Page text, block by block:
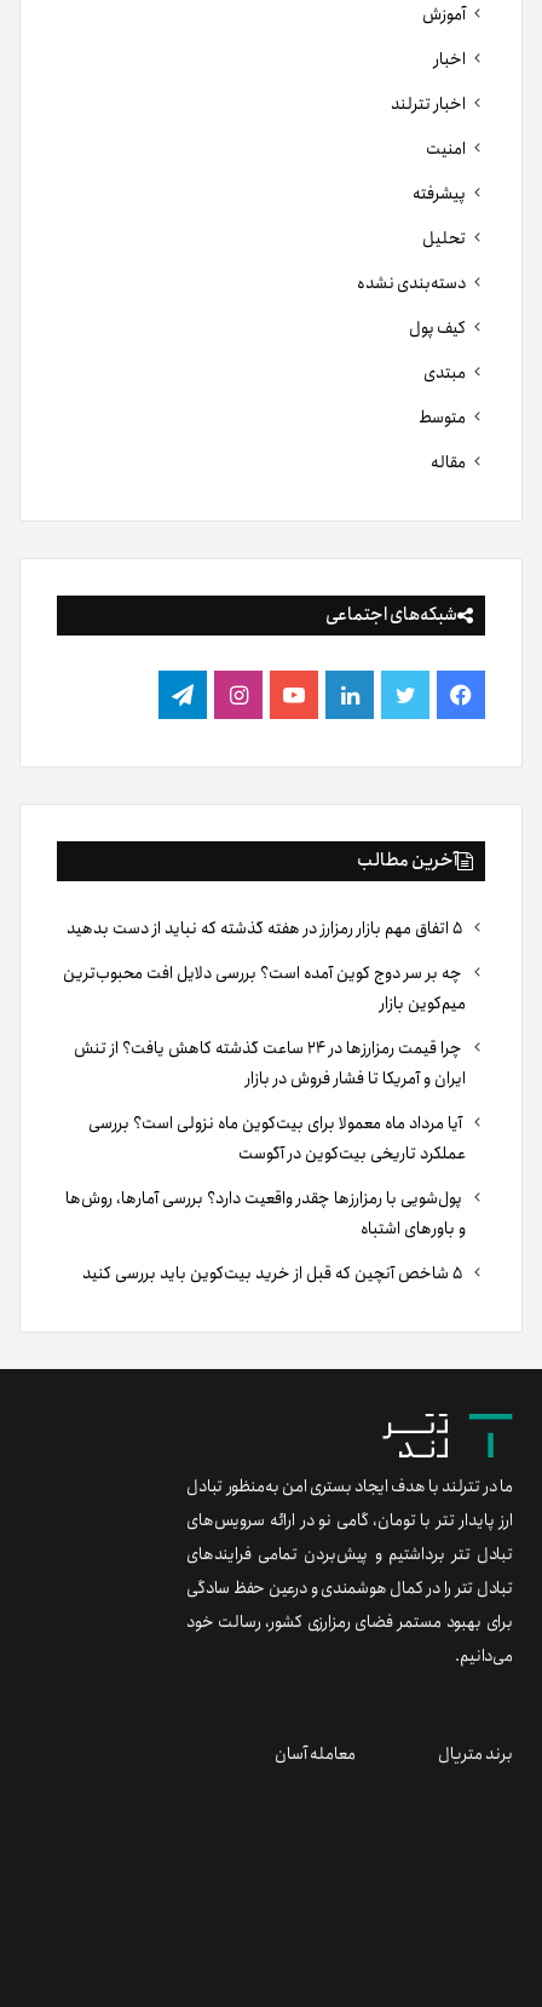
آموزش
اخبار
اخبار تترلند
امنیت
پیشرفته
تحلیل
دسته‌بندی نشده
کیف پول
مبتدی
متوسط
مقاله
شبکه‌های اجتماعی
فیس
بوک
توییتر لینکدینیوتیوباینستاگرام
تلگرام
آخرین مطالب
چه بر سر دوج کوین آمده است؟ بررسی دلایل افت محبوب‌ترین
میم‌کوین بازار
چرا قیمت رمزارزها در ۲۴ ساعت گذشته کاهش یافت؟ از تنش
ایران و آمریکا تا فشار فروش در بازار
آیا مرداد ماه معمولا برای بیت‌کوین ماه نزولی است؟ بررسی
عملکرد تاریخی بیت‌کوین در آگوست
پول‌شویی با رمزارزها چقدر واقعیت دارد؟ بررسی آمارها، روش‌ها
و باورهای اشتباه
ما در تترلند با هدف ایجاد بستری امن به‌منظور تبادل
ارز پایدار تتر با تومان، گامی نو در ارائه سرویس‌های
تبادل تتر برداشتیم و پیش‌بردن تمامی فرایندهای
تبادل تتر را در کمال هوشمندی و درعین حفظ سادگی
برای بهبود مستمر فضای رمزارزی کشور، رسالت خود
می‌دانیم.
برند متریال معامله آسان